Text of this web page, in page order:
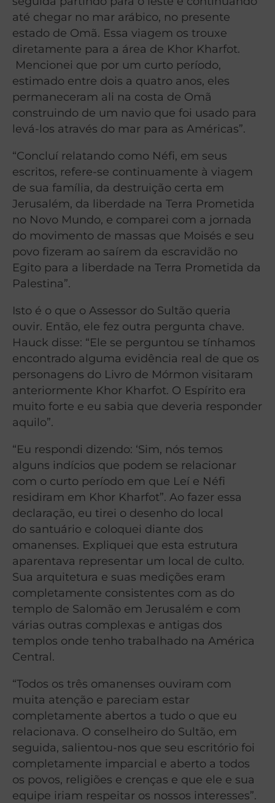
até chegar no mar arábico, no presente
estado de Omã. Essa viagem os trouxe
diretamente para a área de Khor Kharfot.
Mencionei que por um curto período,
estimado entre dois a quatro anos, eles
permaneceram ali na costa de Omã
construindo de um navio que foi usado para
levá-los através do mar para as Américas”.
“Concluí relatando como Néfi, em seus
escritos, refere-se continuamente à viagem
de sua família, da destruição certa em
Jerusalém, da liberdade na Terra Prometida
no Novo Mundo, e comparei com a jornada
do movimento de massas que Moisés e seu
povo fizeram ao saírem da escravidão no
Egito para a liberdade na Terra Prometida da
Palestina”.
Isto é o que o Assessor do Sultão queria
ouvir. Então, ele fez outra pergunta chave.
Hauck disse: “Ele se perguntou se tínhamos
encontrado alguma evidência real de que os
personagens do Livro de Mórmon visitaram
anteriormente Khor Kharfot. O Espírito era
muito forte e eu sabia que deveria responder
aquilo”.
“Eu respondi dizendo: ‘Sim, nós temos
alguns indícios que podem se relacionar
com o curto período em que Leí e Néfi
residiram em Khor Kharfot”. Ao fazer essa
declaração, eu tirei o desenho do local
do santuário e coloquei diante dos
omanenses. Expliquei que esta estrutura
aparentava representar um local de culto.
Sua arquitetura e suas medições eram
completamente consistentes com as do
templo de Salomão em Jerusalém e com
várias outras complexas e antigas dos
templos onde tenho trabalhado na América
Central.
“Todos os três omanenses ouviram com
muita atenção e pareciam estar
completamente abertos a tudo o que eu
relacionava. O conselheiro do Sultão, em
seguida, salientou-nos que seu escritório foi
completamente imparcial e aberto a todos
os povos, religiões e crenças e que ele e sua
equipe iriam respeitar os nossos interesses”.